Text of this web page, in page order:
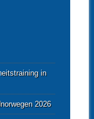
in
2026